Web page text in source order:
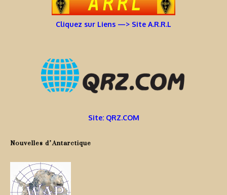
Cliquez sur Liens —> Site A.R.R.L
Site: QRZ.COM
Nouvelles d’Antarctique